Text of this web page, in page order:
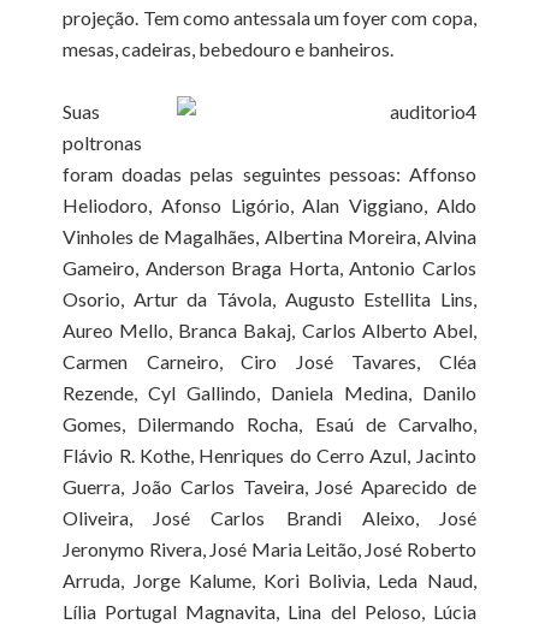
projeção. Tem como antessala um foyer com copa,
mesas, cadeiras, bebedouro e banheiros.
Suas
poltronas
foram doadas pelas seguintes pessoas: Affonso
Heliodoro, Afonso Ligório, Alan Viggiano, Aldo
Vinholes de Magalhães, Albertina Moreira, Alvina
Gameiro, Anderson Braga Horta, Antonio Carlos
Osorio, Artur da Távola, Augusto Estellita Lins,
Aureo Mello, Branca Bakaj, Carlos Alberto Abel,
Carmen Carneiro, Ciro José Tavares, Cléa
Rezende, Cyl Gallindo, Daniela Medina, Danilo
Gomes, Dilermando Rocha, Esaú de Carvalho,
Flávio R. Kothe, Henriques do Cerro Azul, Jacinto
Guerra, João Carlos Taveira, José Aparecido de
Oliveira, José Carlos Brandi Aleixo, José
Jeronymo Rivera, José Maria Leitão, José Roberto
Arruda, Jorge Kalume, Kori Bolivia, Leda Naud,
Lília Portugal Magnavita, Lina del Peloso, Lúcia